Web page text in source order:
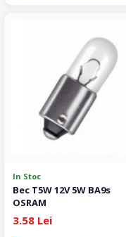
In Stoc
Bec T5W 12V 5W BA9s
OSRAM
3.58 Lei